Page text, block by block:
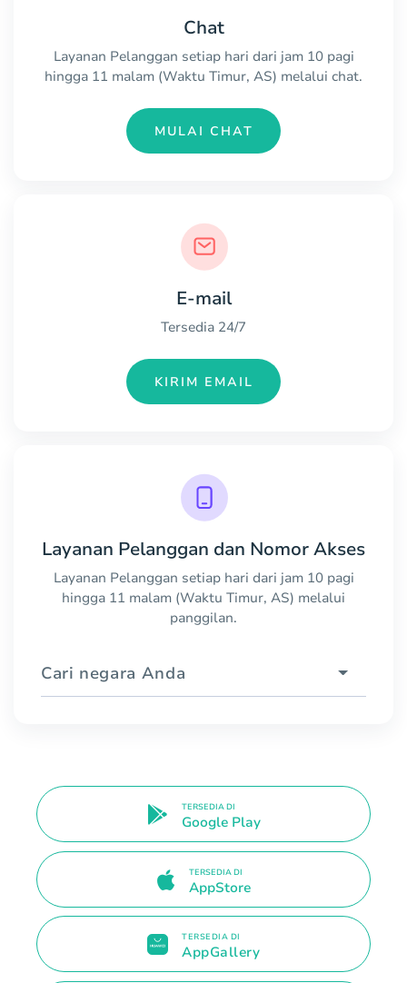
Chat
Layanan Pelanggan setiap hari dari jam 10 pagi
hingga 11 malam (Waktu Timur, AS) melalui chat.
MULAI CHAT
E-mail
Tersedia 24/7
KIRIM EMAIL
Layanan Pelanggan dan Nomor Akses
Layanan Pelanggan setiap hari dari jam 10 pagi
hingga 11 malam (Waktu Timur, AS) melalui
panggilan.
Cari negara Anda
TERSEDIA DI
Google Play
TERSEDIA DI
AppStore
TERSEDIA DI
AppGallery